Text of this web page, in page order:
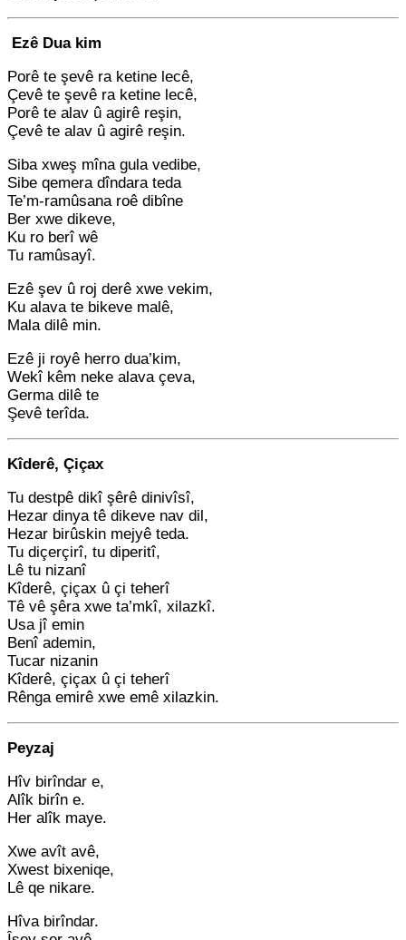
Ezê Dua kim
Porê te şevê ra ketine lecê,
Çevê te şevê ra ketine lecê,
Porê te alav û agirê reşin,
Çevê te alav û agirê reşin.
Siba xweş mîna gula vedibe,
Sibe qemera dîndara teda
Te’m-ramûsana roê dibîne
Ber xwe dikeve,
Ku ro berî wê
Tu ramûsayî.
Ezê şev û roj derê xwe vekim,
Ku alava te bikeve malê,
Mala dilê min.
Ezê ji royê herro dua’kim,
Wekî kêm neke alava çeva,
Germa dilê te
Şevê terîda.
Kîderê, Çiçax
Tu destpê dikî şêrê dinivîsî,
Hezar dinya tê dikeve nav dil,
Hezar birûskin mejyê teda.
Tu diçerçirî, tu diperitî,
Lê tu nizanî
Kîderê, çiçax û çi teherî
Tê vê şêra xwe ta’mkî, xilazkî.
Usa jî emin
Benî ademin,
Tucar nizanin
Kîderê, çiçax û çi teherî
Rênga emirê xwe emê xilazkin.
Peyzaj
Hîv birîndar e,
Alîk birîn e.
Her alîk maye.
Xwe avît avê,
Xwest bixeniqe,
Lê qe nikare.
Hîva birîndar.